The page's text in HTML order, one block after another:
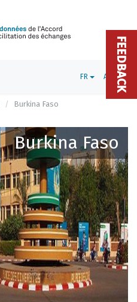
FR ADMIN
Burkina Faso
Burkina Faso
FEEDBACK